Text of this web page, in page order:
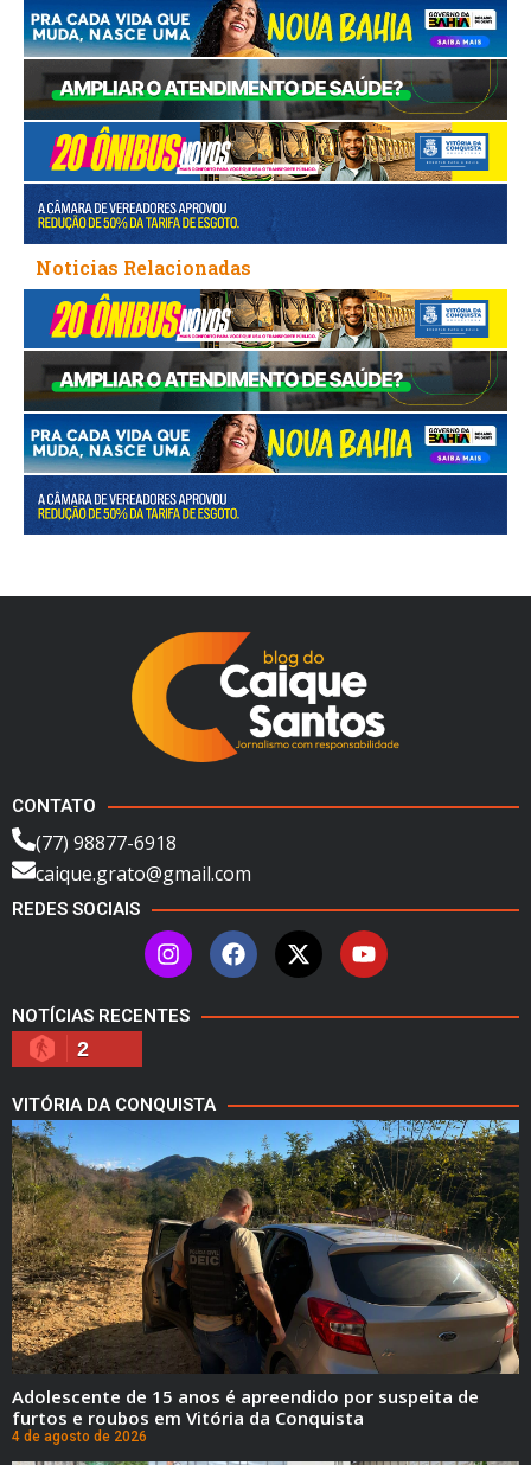
Noticias Relacionadas
CONTATO
(77) 98877-6918
caique.grato@gmail.com
REDES SOCIAIS
NOTÍCIAS RECENTES
2
VITÓRIA DA CONQUISTA
Adolescente de 15 anos é apreendido por suspeita de
furtos e roubos em Vitória da Conquista
4 de agosto de 2026